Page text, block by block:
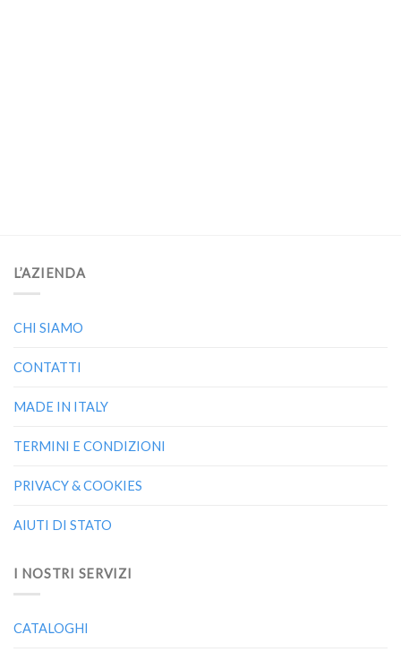
L’AZIENDA
CHI SIAMO
CONTATTI
MADE IN ITALY
TERMINI E CONDIZIONI
PRIVACY & COOKIES
AIUTI DI STATO
I NOSTRI SERVIZI
CATALOGHI